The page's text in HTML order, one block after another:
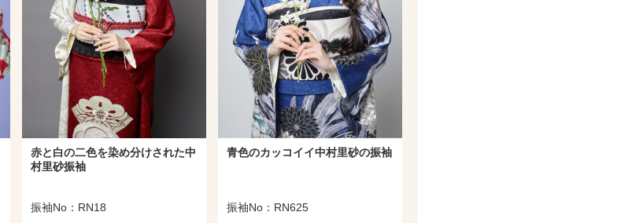
赤と白の二色を染め分けされた中
村里砂振袖
振袖No：RN18
青色のカッコイイ中村里砂の振袖
振袖No：RN625